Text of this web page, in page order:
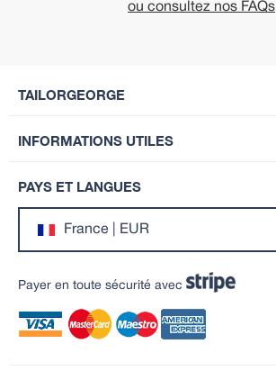
ou consultez nos FAQs
TAILORGEORGE
INFORMATIONS UTILES
PAYS ET LANGUES
France | EUR
Payer en toute sécurité avec